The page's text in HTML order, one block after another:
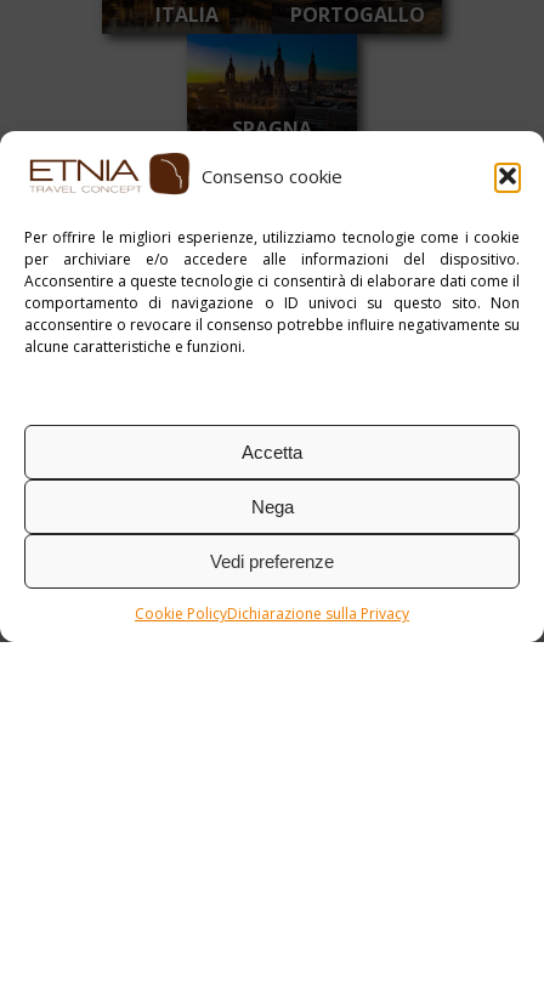
Consenso cookie
Per offrire le migliori esperienze, utilizziamo tecnologie come i cookie
per archiviare e/o accedere alle informazioni del dispositivo.
Acconsentire a queste tecnologie ci consentirà di elaborare dati come il
comportamento di navigazione o ID univoci su questo sito. Non
acconsentire o revocare il consenso potrebbe influire negativamente su
alcune caratteristiche e funzioni.
Accetta
Nega
Vedi preferenze
Cookie PolicyDichiarazione sulla Privacy
ITALIA PORTOGALLO
SPAGNA